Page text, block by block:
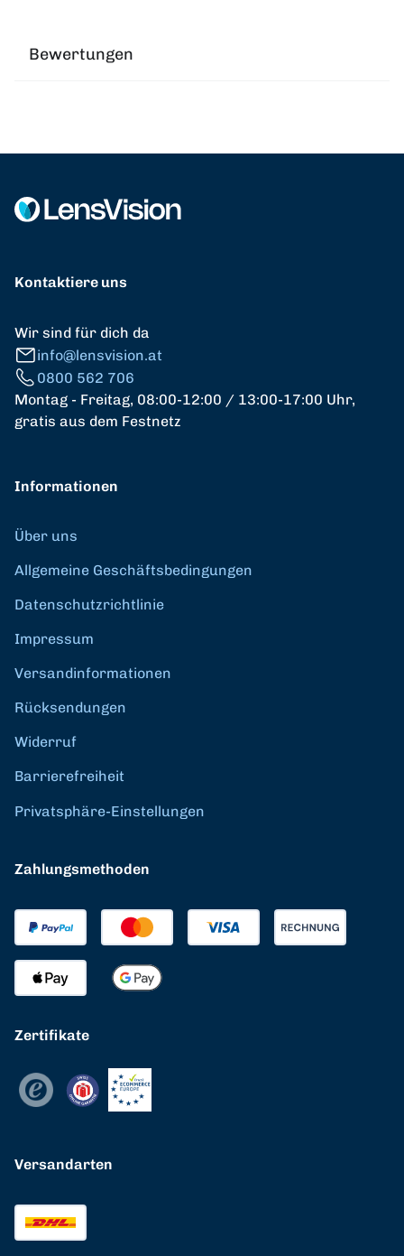
Bewertungen
Kontaktiere uns
Wir sind für dich da
info@lensvision.at
0800 562 706
Montag - Freitag, 08:00-12:00 / 13:00-17:00 Uhr,
gratis aus dem Festnetz
Informationen
Über uns
Allgemeine Geschäftsbedingungen
Datenschutzrichtlinie
Impressum
Versandinformationen
Rücksendungen
Widerruf
Barrierefreiheit
Privatsphäre-Einstellungen
Zahlungsmethoden
Zertifikate
Versandarten